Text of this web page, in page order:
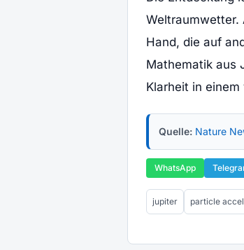
Weltraumwetter.
Hand, die auf
Mathematik aus
Klarheit in
Quelle: Nature
WhatsApp
jupiter particle